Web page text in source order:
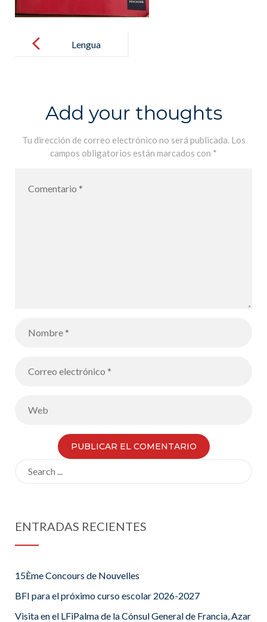
navigation
Lengua
Add your thoughts
Tu dirección de correo electrónico no será publicada. Los
campos obligatorios están marcados con *
ENTRADAS RECIENTES
15Ème Concours de Nouvelles
BFI para el próximo curso escolar 2026-2027
Visita en el LFiPalma de la Cónsul General de Francia, Azar